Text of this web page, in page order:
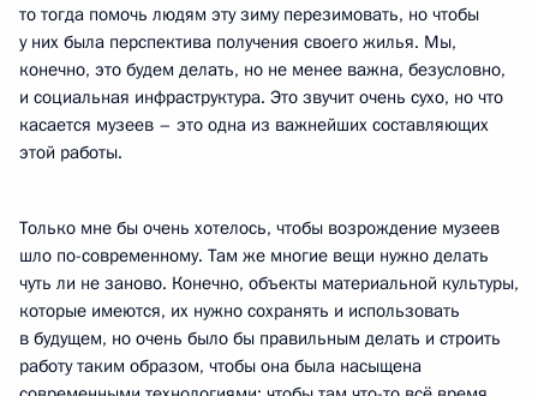
то тогда помочь людям эту зиму перезимовать, но чтобы
у них была перспектива получения своего жилья. Мы,
конечно, это будем делать, но не менее важна, безусловно,
и социальная инфраструктура. Это звучит очень сухо, но что
касается музеев – это одна из важнейших составляющих
этой работы.
Только мне бы очень хотелось, чтобы возрождение музеев
шло по-современному. Там же многие вещи нужно делать
чуть ли не заново. Конечно, объекты материальной культуры,
которые имеются, их нужно сохранять и использовать
в будущем, но очень было бы правильным делать и строить
работу таким образом, чтобы она была насыщена